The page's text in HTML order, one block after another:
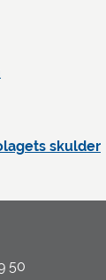
skulder
50